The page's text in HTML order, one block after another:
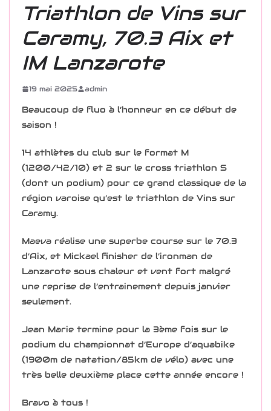
Triathlon de Vins sur
Caramy, 70.3 Aix et
IM Lanzarote
19 mai 2025 admin
Beaucoup de fluo à l’honneur en ce début de
saison !
14 athlètes du club sur le format M
(1200/42/10) et 2 sur le cross triathlon S
(dont un podium) pour ce grand classique de la
région varoise qu’est le triathlon de Vins sur
Caramy.
Maeva réalise une superbe course sur le 70.3
d’Aix, et Mickael finisher de l’ironman de
Lanzarote sous chaleur et vent fort malgré
une reprise de l’entrainement depuis janvier
seulement.
Jean Marie termine pour la 3ème fois sur le
podium du championnat d’Europe d’aquabike
(1900m de natation/85km de vélo) avec une
très belle deuxième place cette année encore !
Bravo à tous !